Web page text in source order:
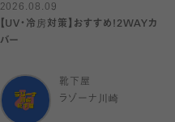
2026.08.09
【UV・冷房対策】おすすめ!2WAYカ
バー
靴下屋
ラゾーナ川崎